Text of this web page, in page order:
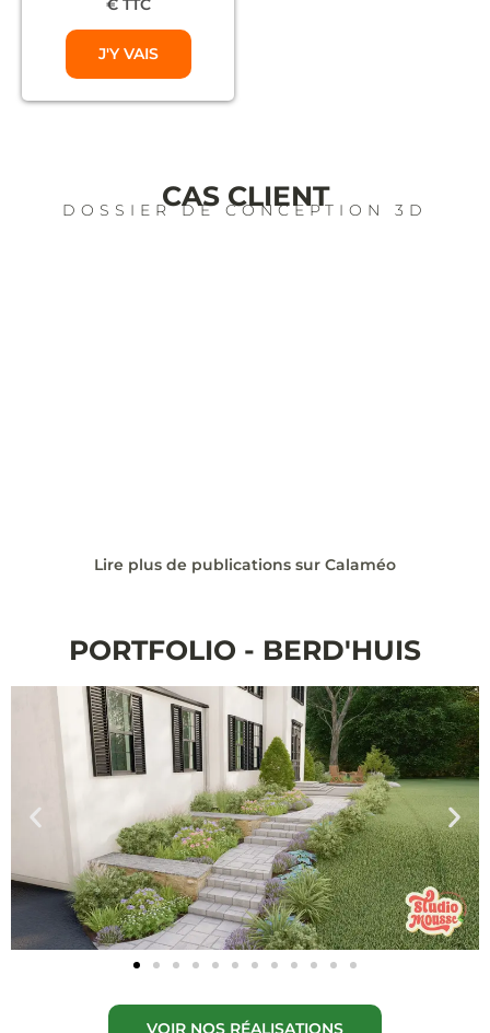
€ TTC
J'Y VAIS
CAS CLIENT
DOSSIER DE CONCEPTION 3D
Lire plus de publications sur Calaméo
PORTFOLIO - BERD'HUIS
VOIR NOS RÉALISATIONS